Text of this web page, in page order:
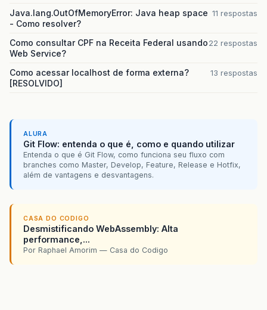
Java.lang.OutOfMemoryError: Java heap space
- Como resolver?
11 respostas
Como consultar CPF na Receita Federal usando
Web Service?
22 respostas
Como acessar localhost de forma externa?
[RESOLVIDO]
13 respostas
ALURA
Git Flow: entenda o que é, como e quando utilizar
Entenda o que é Git Flow, como funciona seu fluxo com
branches como Master, Develop, Feature, Release e Hotfix,
além de vantagens e desvantagens.
CASA DO CODIGO
Desmistificando WebAssembly: Alta
performance,...
Por Raphael Amorim — Casa do Codigo